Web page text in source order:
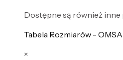
Dostępne są również
Tabela Rozmiarów - OMSA
×